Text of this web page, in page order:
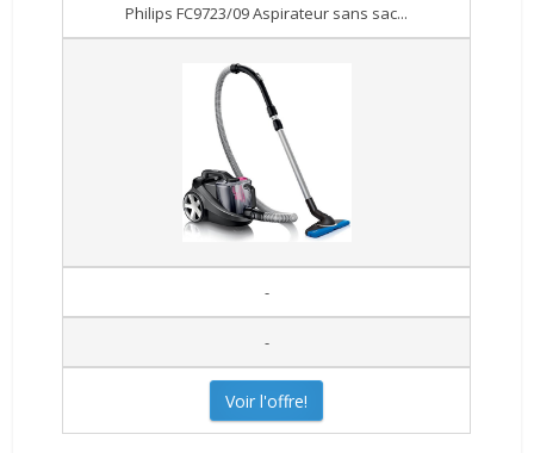
Philips FC9723/09 Aspirateur sans sac...
-
-
Voir l'offre!